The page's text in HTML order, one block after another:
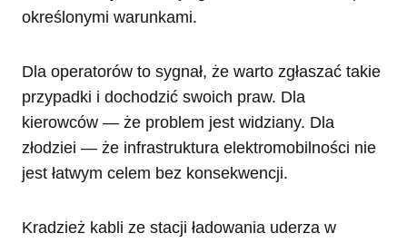
określonymi warunkami.
Dla operatorów to sygnał, że warto zgłaszać takie
przypadki i dochodzić swoich praw. Dla
kierowców — że problem jest widziany. Dla
złodziei — że infrastruktura elektromobilności nie
jest łatwym celem bez konsekwencji.
Kradzież kabli ze stacji ładowania uderza w